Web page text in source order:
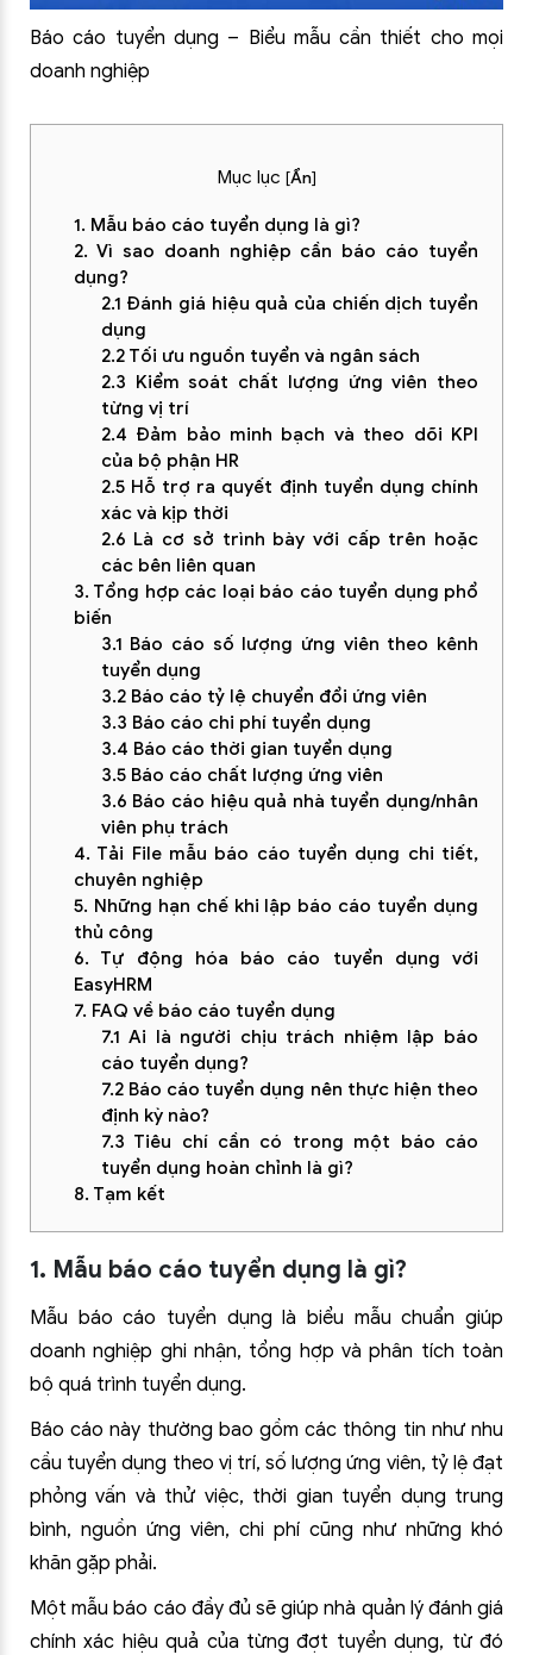
Báo cáo tuyển dụng – Biểu mẫu cần thiết cho mọi
doanh nghiệp
Mục lục [Ẩn]
1. Mẫu báo cáo tuyển dụng là gì?
2. Vì sao doanh nghiệp cần báo cáo tuyển
dụng?
2.1 Đánh giá hiệu quả của chiến dịch tuyển
dụng
2.2 Tối ưu nguồn tuyển và ngân sách
2.3 Kiểm soát chất lượng ứng viên theo
từng vị trí
2.4 Đảm bảo minh bạch và theo dõi KPI
của bộ phận HR
2.5 Hỗ trợ ra quyết định tuyển dụng chính
xác và kịp thời
2.6 Là cơ sở trình bày với cấp trên hoặc
các bên liên quan
3. Tổng hợp các loại báo cáo tuyển dụng phổ
biến
3.1 Báo cáo số lượng ứng viên theo kênh
tuyển dụng
3.2 Báo cáo tỷ lệ chuyển đổi ứng viên
3.3 Báo cáo chi phí tuyển dụng
3.4 Báo cáo thời gian tuyển dụng
3.5 Báo cáo chất lượng ứng viên
3.6 Báo cáo hiệu quả nhà tuyển dụng/nhân
viên phụ trách
4. Tải File mẫu báo cáo tuyển dụng chi tiết,
chuyên nghiệp
5. Những hạn chế khi lập báo cáo tuyển dụng
thủ công
6. Tự động hóa báo cáo tuyển dụng với
EasyHRM
7. FAQ về báo cáo tuyển dụng
7.1 Ai là người chịu trách nhiệm lập báo
cáo tuyển dụng?
7.2 Báo cáo tuyển dụng nên thực hiện theo
định kỳ nào?
7.3 Tiêu chí cần có trong một báo cáo
tuyển dụng hoàn chỉnh là gì?
8. Tạm kết
1. Mẫu báo cáo tuyển dụng là gì?
Mẫu báo cáo tuyển dụng là biểu mẫu chuẩn giúp
doanh nghiệp ghi nhận, tổng hợp và phân tích toàn
bộ quá trình tuyển dụng.
Báo cáo này thường bao gồm các thông tin như nhu
cầu tuyển dụng theo vị trí, số lượng ứng viên, tỷ lệ đạt
phỏng vấn và thử việc, thời gian tuyển dụng trung
bình, nguồn ứng viên, chi phí cũng như những khó
khăn gặp phải.
Một mẫu báo cáo đầy đủ sẽ giúp nhà quản lý đánh giá
chính xác hiệu quả của từng đợt tuyển dụng, từ đó